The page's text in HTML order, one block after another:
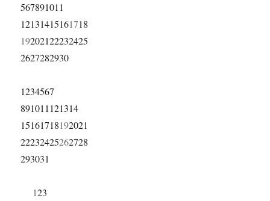
567891011
12131415161718
19202122232425
2627282930
1234567
891011121314
15161718192021
22232425262728
293031
123